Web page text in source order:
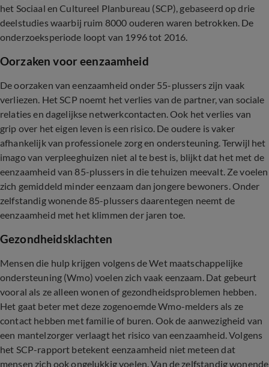
het Sociaal en Cultureel Planbureau (SCP), gebaseerd op drie
deelstudies waarbij ruim 8000 ouderen waren betrokken. De
onderzoeksperiode loopt van 1996 tot 2016.
Oorzaken voor eenzaamheid
De oorzaken van eenzaamheid onder 55-plussers zijn vaak
verliezen. Het SCP noemt het verlies van de partner, van sociale
relaties en dagelijkse netwerkcontacten. Ook het verlies van
grip over het eigen leven is een risico. De oudere is vaker
afhankelijk van professionele zorg en ondersteuning. Terwijl het
imago van verpleeghuizen niet al te best is, blijkt dat het met de
eenzaamheid van 85-plussers in die tehuizen meevalt. Ze voelen
zich gemiddeld minder eenzaam dan jongere bewoners. Onder
zelfstandig wonende 85-plussers daarentegen neemt de
eenzaamheid met het klimmen der jaren toe.
Gezondheidsklachten
Mensen die hulp krijgen volgens de Wet maatschappelijke
ondersteuning (Wmo) voelen zich vaak eenzaam. Dat gebeurt
vooral als ze alleen wonen of gezondheidsproblemen hebben.
Het gaat beter met deze zogenoemde Wmo-melders als ze
contact hebben met familie of buren. Ook de aanwezigheid van
een mantelzorger verlaagt het risico van eenzaamheid. Volgens
het SCP-rapport betekent eenzaamheid niet meteen dat
mensen zich ook ongelukkig voelen. Van de zelfstandig wonende